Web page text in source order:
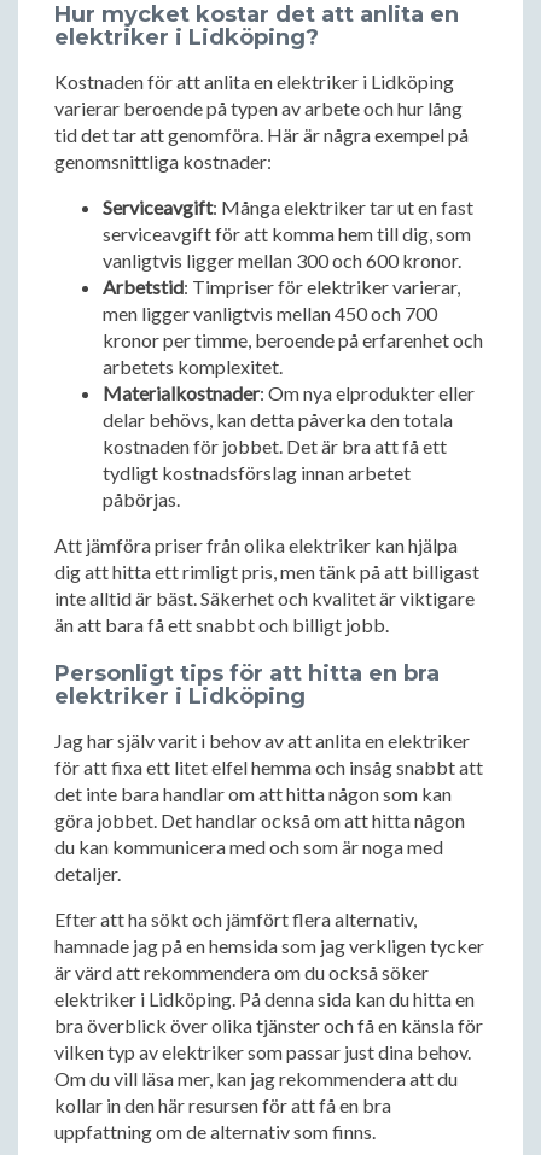
Hur mycket kostar det att anlita en
elektriker i Lidköping?
Kostnaden för att anlita en elektriker i Lidköping
varierar beroende på typen av arbete och hur lång
tid det tar att genomföra. Här är några exempel på
genomsnittliga kostnader:
Serviceavgift: Många elektriker tar ut en fast
serviceavgift för att komma hem till dig, som
vanligtvis ligger mellan 300 och 600 kronor.
Arbetstid: Timpriser för elektriker varierar,
men ligger vanligtvis mellan 450 och 700
kronor per timme, beroende på erfarenhet och
arbetets komplexitet.
Materialkostnader: Om nya elprodukter eller
delar behövs, kan detta påverka den totala
kostnaden för jobbet. Det är bra att få ett
tydligt kostnadsförslag innan arbetet
påbörjas.
Att jämföra priser från olika elektriker kan hjälpa
dig att hitta ett rimligt pris, men tänk på att billigast
inte alltid är bäst. Säkerhet och kvalitet är viktigare
än att bara få ett snabbt och billigt jobb.
Personligt tips för att hitta en bra
elektriker i Lidköping
Jag har själv varit i behov av att anlita en elektriker
för att fixa ett litet elfel hemma och insåg snabbt att
det inte bara handlar om att hitta någon som kan
göra jobbet. Det handlar också om att hitta någon
du kan kommunicera med och som är noga med
detaljer.
Efter att ha sökt och jämfört flera alternativ,
hamnade jag på en hemsida som jag verkligen tycker
är värd att rekommendera om du också söker
elektriker i Lidköping. På denna sida kan du hitta en
bra överblick över olika tjänster och få en känsla för
vilken typ av elektriker som passar just dina behov.
Om du vill läsa mer, kan jag rekommendera att du
kollar in den här resursen för att få en bra
uppfattning om de alternativ som finns.